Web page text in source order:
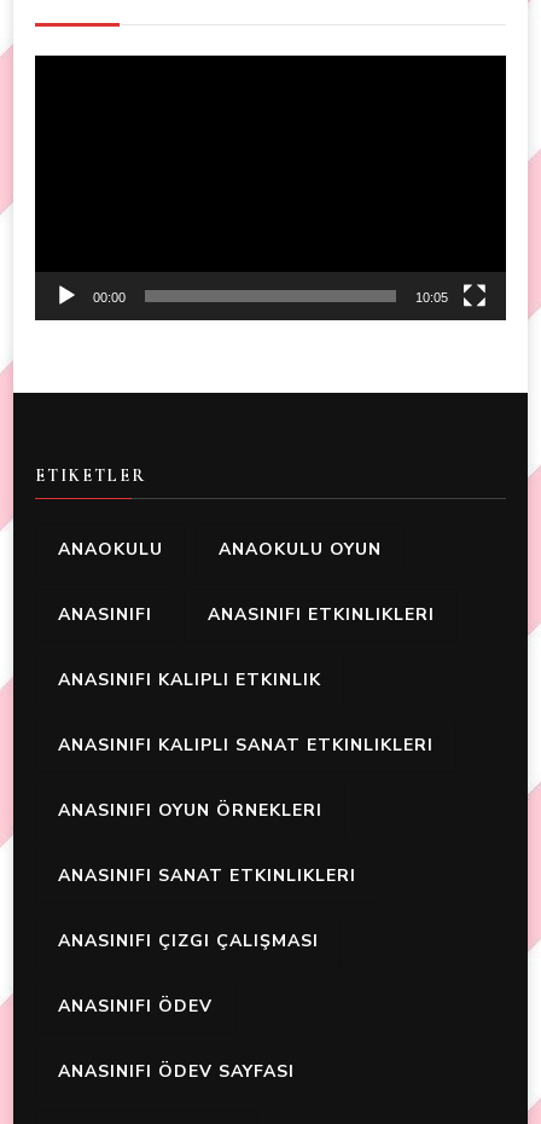
00:00 10:05
ETIKETLER
ANAOKULU ANAOKULU OYUN
ANASINIFI ANASINIFI ETKINLIKLERI
ANASINIFI KALIPLI ETKINLIK
ANASINIFI KALIPLI SANAT ETKINLIKLERI
ANASINIFI OYUN ÖRNEKLERI
ANASINIFI SANAT ETKINLIKLERI
ANASINIFI ÇIZGI ÇALIŞMASI
ANASINIFI ÖDEV
ANASINIFI ÖDEV SAYFASI